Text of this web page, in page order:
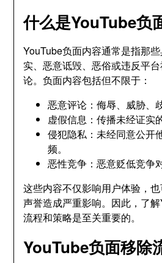
什么是YouTube负
YouTube负面内容通常是指那
实、恶意诋毁、恶俗或违反平
论。负面内容包括但不限于：
恶意评论：侮辱、威胁、
虚假信息：传播未经证实
侵犯隐私：未经同意公开
频。
恶性竞争：恶意贬低竞争
这些内容不仅影响用户体验，
声誉造成严重影响。因此，了
流程和策略是至关重要的。
YouTube负面移除